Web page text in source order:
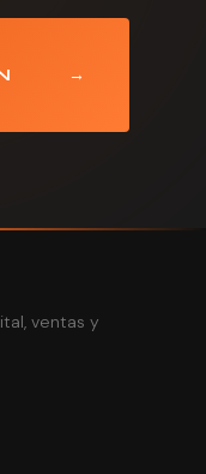
→
ventas y